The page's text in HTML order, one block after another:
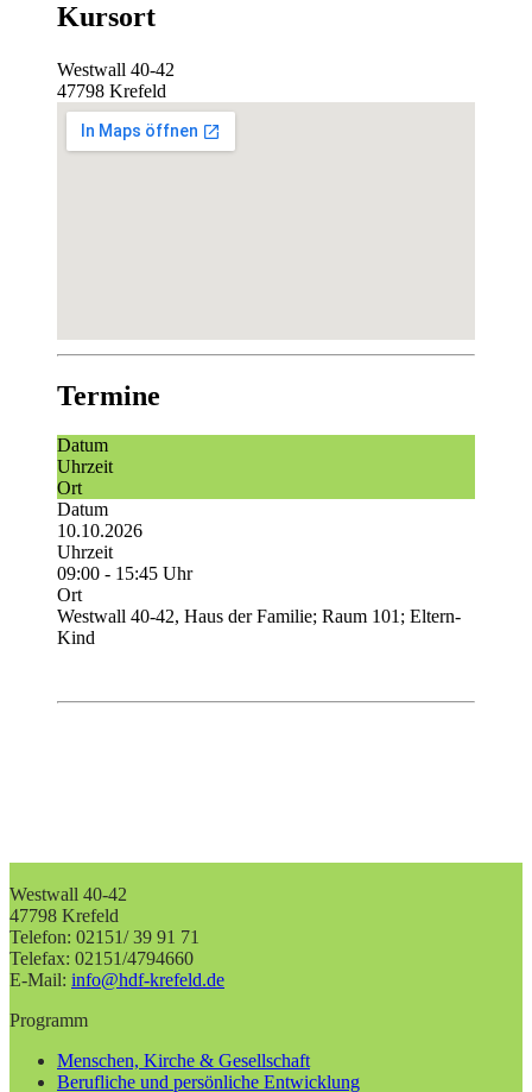
Kursort
Westwall 40-42
47798 Krefeld
Termine
Datum
Uhrzeit
Ort
Datum
10.10.2026
Uhrzeit
09:00 - 15:45 Uhr
Ort
Westwall 40-42, Haus der Familie; Raum 101; Eltern-
Kind
Westwall 40-42
47798 Krefeld
Telefon: 02151/ 39 91 71
Telefax: 02151/4794660
E-Mail: info@hdf-krefeld.de
Programm
Menschen, Kirche & Gesellschaft
Berufliche und persönliche Entwicklung